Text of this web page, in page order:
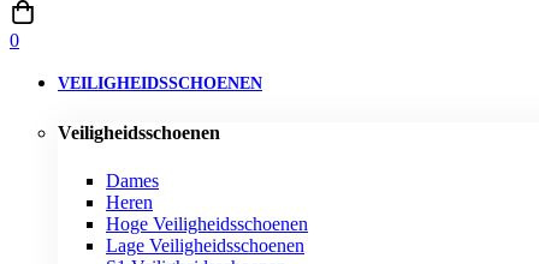
0
VEILIGHEIDSSCHOENEN
Veiligheidsschoenen
Dames
Heren
Hoge Veiligheidsschoenen
Lage Veiligheidsschoenen